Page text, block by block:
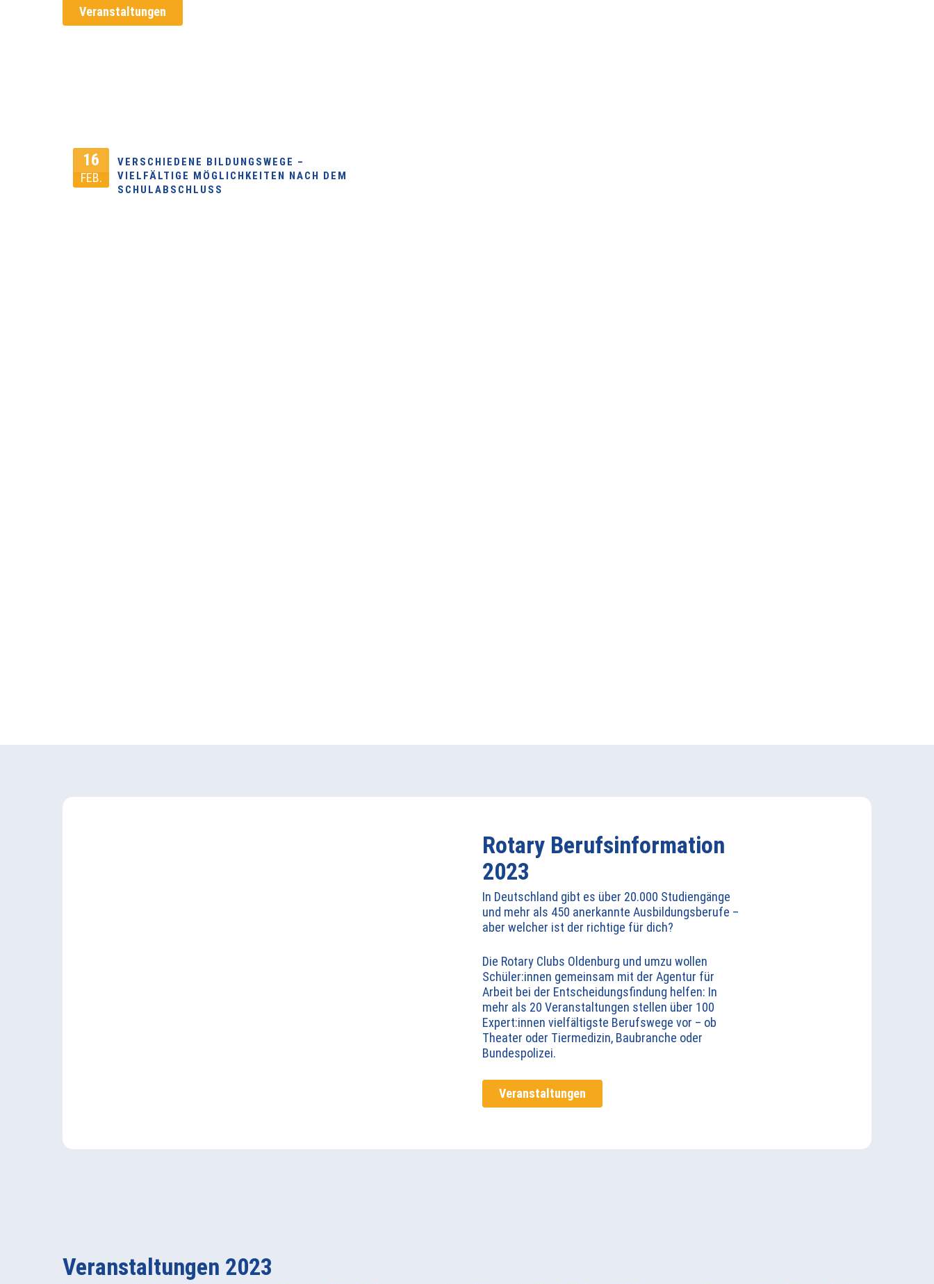
Veranstaltungen
16
FEB.
VERSCHIEDENE BILDUNGSWEGE –
VIELFÄLTIGE MÖGLICHKEITEN NACH DEM
SCHULABSCHLUSS
Rotary Berufsinformation
2023
In Deutschland gibt es über 20.000 Studiengänge
und mehr als 450 anerkannte Ausbildungsberufe –
aber welcher ist der richtige für dich?
Die Rotary Clubs Oldenburg und umzu wollen
Schüler:innen gemeinsam mit der Agentur für
Arbeit bei der Entscheidungsfindung helfen: In
mehr als 20 Veranstaltungen stellen über 100
Expert:innen vielfältigste Berufswege vor – ob
Theater oder Tiermedizin, Baubranche oder
Bundespolizei.
Veranstaltungen
Veranstaltungen 2023